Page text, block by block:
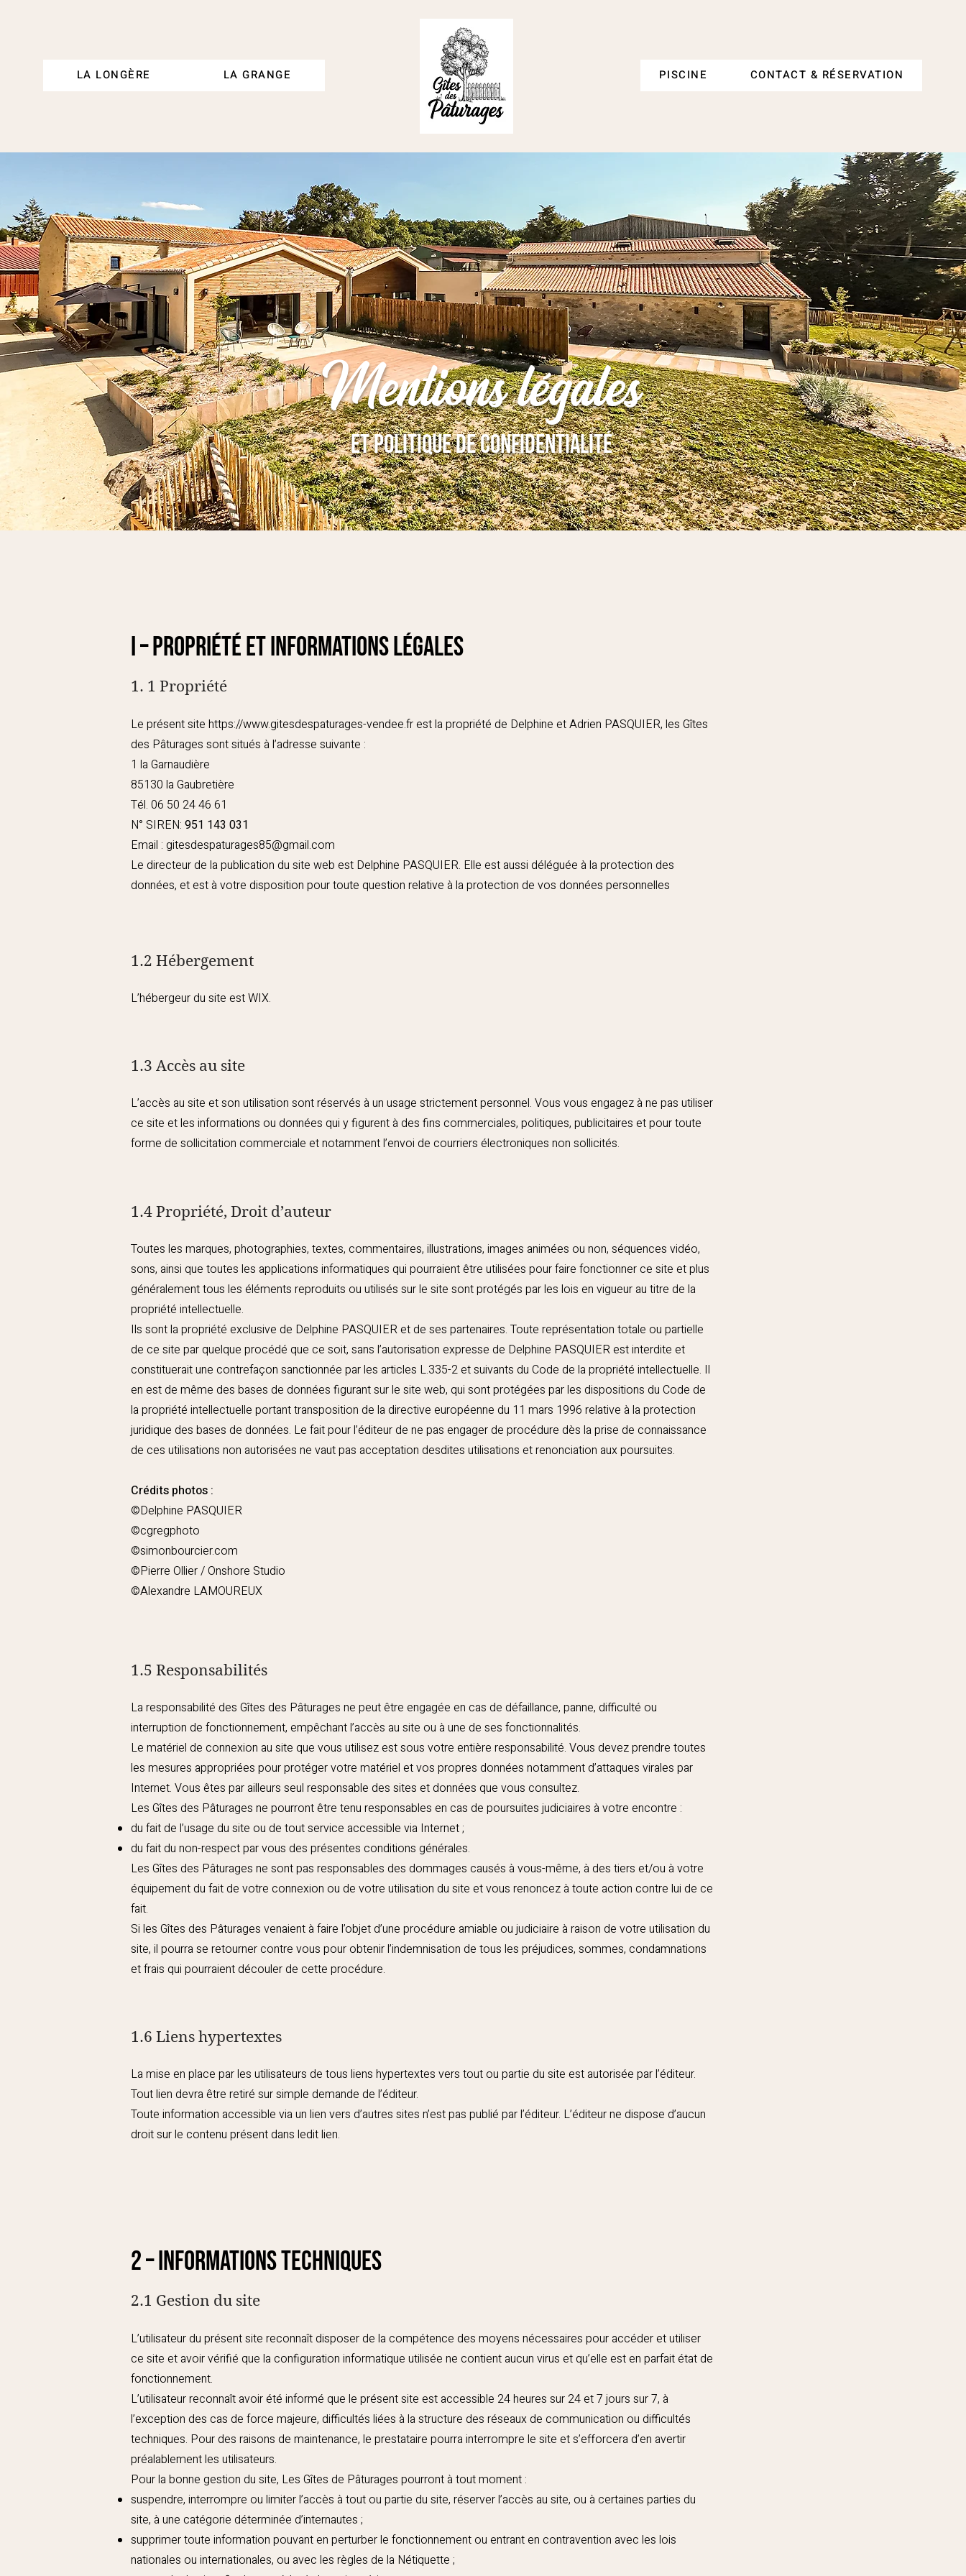
LA LONGÈRE LA GRANGE PISCINE CONTACT & RÉSERVATION
Mentions légales
et politique de confidentialité
I – Propriété et informations légales
1. 1 Propriété
Le présent site https://www.gitesdespaturages-vendee.frest la propriété de Delphine et Adrien PASQUIER, les Gîtes
des Pâturages sont situés à l’adresse suivante :
1 la Garnaudière
85130 la Gaubretière
Tél. 06 50 24 46 61
N° SIREN: 951 143 031
Email : gitesdespaturages85@gmail.com
Le directeur de la publication du site web est Delphine PASQUIER. Elle est aussi déléguée à la protection des
données, et est à votre disposition pour toute question relative à la protection de vos données personnelles
1.2 Hébergement
L’hébergeur du site est WIX.
1.3 Accès au site
L’accès au site et son utilisation sont réservés à un usage strictement personnel. Vous vous engagez à ne pas utiliser
ce site et les informations ou données qui y figurent à des fins commerciales, politiques, publicitaires et pour toute
forme de sollicitation commerciale et notamment l’envoi de courriers électroniques non sollicités.
1.4 Propriété, Droit d’auteur
Toutes les marques, photographies, textes, commentaires, illustrations, images animées ou non, séquences vidéo,
sons, ainsi que toutes les applications informatiques qui pourraient être utilisées pour faire fonctionner ce site et plus
généralement tous les éléments reproduits ou utilisés sur le site sont protégés par les lois en vigueur au titre de la
propriété intellectuelle.
Ils sont la propriété exclusive de Delphine PASQUIER et de ses partenaires. Toute représentation totale ou partielle
de ce site par quelque procédé que ce soit, sans l’autorisation expresse de Delphine PASQUIER est interdite et
constituerait une contrefaçon sanctionnée par les articles L.335-2 et suivants du Code de la propriété intellectuelle. Il
en est de même des bases de données figurant sur le site web, qui sont protégées par les dispositions du Code de
la propriété intellectuelle portant transposition de la directive européenne du 11 mars 1996 relative à la protection
juridique des bases de données. Le fait pour l’éditeur de ne pas engager de procédure dès la prise de connaissance
de ces utilisations non autorisées ne vaut pas acceptation desdites utilisations et renonciation aux poursuites.
Crédits photos :
©Delphine PASQUIER
©cgregphoto
©simonbourcier.com
©Pierre Ollier / Onshore Studio
©Alexandre LAMOUREUX
1.5 Responsabilités
La responsabilité des Gîtes des Pâturages ne peut être engagée en cas de défaillance, panne, difficulté ou
interruption de fonctionnement, empêchant l’accès au site ou à une de ses fonctionnalités.
Le matériel de connexion au site que vous utilisez est sous votre entière responsabilité. Vous devez prendre toutes
les mesures appropriées pour protéger votre matériel et vos propres données notamment d’attaques virales par
Internet. Vous êtes par ailleurs seul responsable des sites et données que vous consultez.
Les Gîtes des Pâturages ne pourront être tenu responsables en cas de poursuites judiciaires à votre encontre :
du fait de l’usage du site ou de tout service accessible via Internet ;
du fait du non-respect par vous des présentes conditions générales.
Les Gîtes des Pâturages ne sont pas responsables des dommages causés à vous-même, à des tiers et/ou à votre
équipement du fait de votre connexion ou de votre utilisation du site et vous renoncez à toute action contre lui de ce
fait.
Si les Gîtes des Pâturages venaient à faire l’objet d’une procédure amiable ou judiciaire à raison de votre utilisation du
site, il pourra se retourner contre vous pour obtenir l’indemnisation de tous les préjudices, sommes, condamnations
et frais qui pourraient découler de cette procédure.
1.6 Liens hypertextes
La mise en place par les utilisateurs de tous liens hypertextes vers tout ou partie du site est autorisée par l’éditeur.
Tout lien devra être retiré sur simple demande de l’éditeur.
Toute information accessible via un lien vers d’autres sites n’est pas publié par l’éditeur. L’éditeur ne dispose d’aucun
droit sur le contenu présent dans ledit lien.
2 – Informations techniques
2.1 Gestion du site
L’utilisateur du présent site reconnaît disposer de la compétence des moyens nécessaires pour accéder et utiliser
ce site et avoir vérifié que la configuration informatique utilisée ne contient aucun virus et qu’elle est en parfait état de
fonctionnement.
L’utilisateur reconnaît avoir été informé que le présent site est accessible 24 heures sur 24 et 7 jours sur 7, à
l’exception des cas de force majeure, difficultés liées à la structure des réseaux de communication ou difficultés
techniques. Pour des raisons de maintenance, le prestataire pourra interrompre le site et s’efforcera d’en avertir
préalablement les utilisateurs.
Pour la bonne gestion du site, Les Gîtes de Pâturages pourront à tout moment :
suspendre, interrompre ou limiter l’accès à tout ou partie du site, réserver l’accès au site, ou à certaines parties du
site, à une catégorie déterminée d’internautes ;
supprimer toute information pouvant en perturber le fonctionnement ou entrant en contravention avec les lois
nationales ou internationales, ou avec les règles de la Nétiquette ;